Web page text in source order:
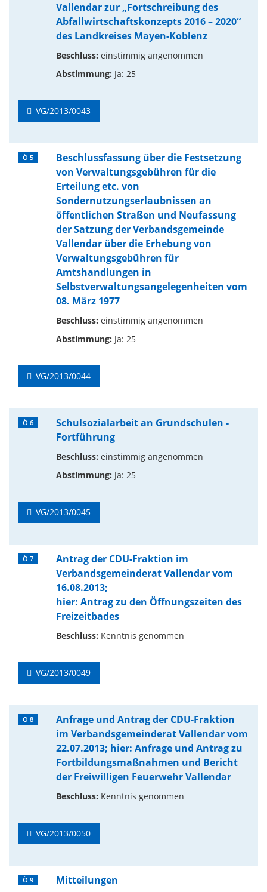
Vallendar zur „Fortschreibung des
Abfallwirtschaftskonzepts 2016 – 2020“
des Landkreises Mayen-Koblenz
Beschluss: einstimmig angenommen
Abstimmung: Ja: 25
VG/2013/0043
Ö 5
Beschlussfassung über die Festsetzung
von Verwaltungsgebühren für die
Erteilung etc. von
Sondernutzungserlaubnissen an
öffentlichen Straßen und Neufassung
der Satzung der Verbandsgemeinde
Vallendar über die Erhebung von
Verwaltungsgebühren für
Amtshandlungen in
Selbstverwaltungsangelegenheiten vom
08. März 1977
Beschluss: einstimmig angenommen
Abstimmung: Ja: 25
VG/2013/0044
Ö 6
Schulsozialarbeit an Grundschulen -
Fortführung
Beschluss: einstimmig angenommen
Abstimmung: Ja: 25
VG/2013/0045
Ö 7
Antrag der CDU-Fraktion im
Verbandsgemeinderat Vallendar vom
16.08.2013;
hier: Antrag zu den Öffnungszeiten des
Freizeitbades
Beschluss: Kenntnis genommen
VG/2013/0049
Ö 8
Anfrage und Antrag der CDU-Fraktion
im Verbandsgemeinderat Vallendar vom
22.07.2013; hier: Anfrage und Antrag zu
Fortbildungsmaßnahmen und Bericht
der Freiwilligen Feuerwehr Vallendar
Beschluss: Kenntnis genommen
VG/2013/0050
Ö 9 Mitteilungen